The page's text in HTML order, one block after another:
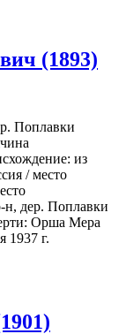
(1893)
Поплавки
из
/ место
н, дер. Поплавки
Орша Мера
1937 г.